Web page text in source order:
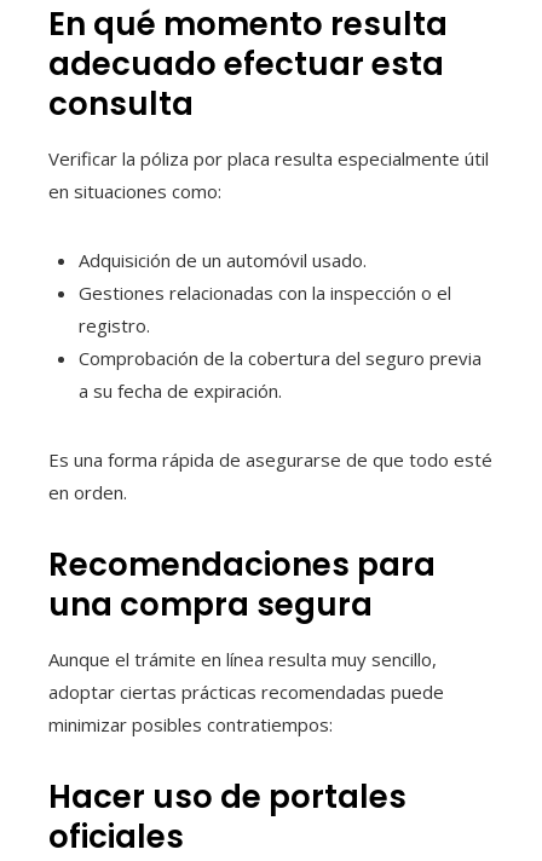
En qué momento resulta
adecuado efectuar esta
consulta
Verificar la póliza por placa resulta especialmente útil
en situaciones como:
Adquisición de un automóvil usado.
Gestiones relacionadas con la inspección o el
registro.
Comprobación de la cobertura del seguro previa
a su fecha de expiración.
Es una forma rápida de asegurarse de que todo esté
en orden.
Recomendaciones para
una compra segura
Aunque el trámite en línea resulta muy sencillo,
adoptar ciertas prácticas recomendadas puede
minimizar posibles contratiempos:
Hacer uso de portales
oficiales